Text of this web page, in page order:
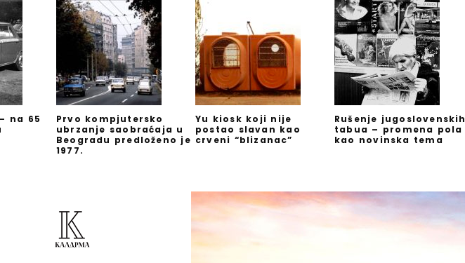
na 65
Prvo kompjutersko
ubrzanje saobraćaja u
Beogradu predloženo je
1977.
Yu kiosk koji nije
postao slavan kao
crveni “blizanac”
Rušenje jugoslovenskih
tabua – promena pola
kao novinska tema